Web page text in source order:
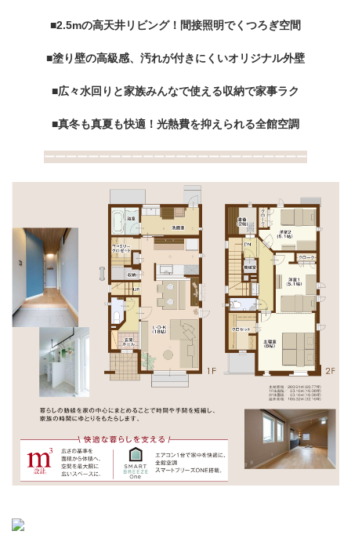
■2.5mの高天井リビング！間接照明でくつろぎ空間
■塗り壁の高級感、汚れが付きにくいオリジナル外壁
■広々水回りと家族みんなで使える収納で家事ラク
■真冬も真夏も快適！光熱費を抑えられる全館空調
ーーーーーーーーーーーーーーーーーーーーーーーー